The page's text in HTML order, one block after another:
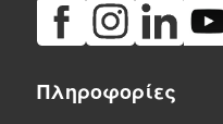
Πληροφορίες